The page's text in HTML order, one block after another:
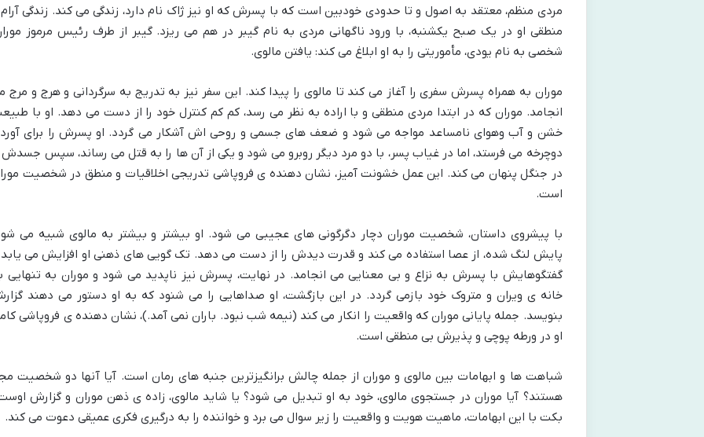
مردی منظم، معتقد به اصول و تا حدودی خودبین است که با پسرش که او نیز ژاک نام دارد، زندگی می کند. زندگی
منطقی او در یک صبح یکشنبه، با ورود ناگهانی مردی به نام گیبر در هم می ریزد. گیبر از طرف رئیس مرموز
شخصی به نام یودی، مأموریتی را به او ابلاغ می کند: یافتن مالوی.
موران به همراه پسرش سفری را آغاز می کند تا مالوی را پیدا کند. این سفر نیز به تدریج به سرگردانی و هرج و مرج
انجامد. موران که در ابتدا مردی منطقی و با اراده به نظر می رسد، کم کم کنترل خود را از دست می دهد. او با
خشن و آب وهوای نامساعد مواجه می شود و ضعف های جسمی و روحی اش آشکار می گردد. او پسرش را برای
دوچرخه می فرستد، اما در غیاب پسر، با دو مرد دیگر روبرو می شود و یکی از آن ها را به قتل می رساند، سپس جسدش
در جنگل پنهان می کند. این عمل خشونت آمیز، نشان دهنده ی فروپاشی تدریجی اخلاقیات و منطق در شخصیت
است.
با پیشروی داستان، شخصیت موران دچار دگرگونی های عجیبی می شود. او بیشتر و بیشتر به مالوی شبیه می
پایش لنگ شده، از عصا استفاده می کند و قدرت دیدش را از دست می دهد. تک گویی های ذهنی او افزایش می
گفتگوهایش با پسرش به نزاع و بی معنایی می انجامد. در نهایت، پسرش نیز ناپدید می شود و موران به تنهایی
خانه ی ویران و متروک خود بازمی گردد. در این بازگشت، او صداهایی را می شنود که به او دستور می دهند
بنویسد. جمله پایانی موران که واقعیت را انکار می کند (نیمه شب نبود. باران نمی آمد.)، نشان دهنده ی فروپاشی
او در ورطه پوچی و پذیرش بی منطقی است.
شباهت ها و ابهامات بین مالوی و موران از جمله چالش برانگیزترین جنبه های رمان است. آیا آنها دو شخصیت
هستند؟ آیا موران در جستجوی مالوی، خود به او تبدیل می شود؟ یا شاید مالوی، زاده ی ذهن موران و گزارش
بکت با این ابهامات، ماهیت هویت و واقعیت را زیر سوال می برد و خواننده را به درگیری فکری عمیقی دعوت می کند.